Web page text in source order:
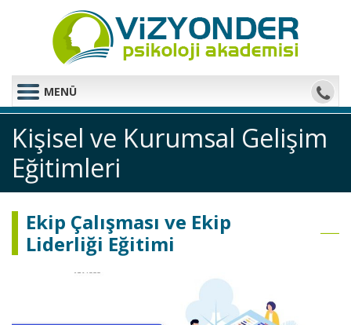
MENÜ
Kişisel ve Kurumsal Gelişim
Eğitimleri
Ekip Çalışması ve Ekip
Liderliği Eğitimi